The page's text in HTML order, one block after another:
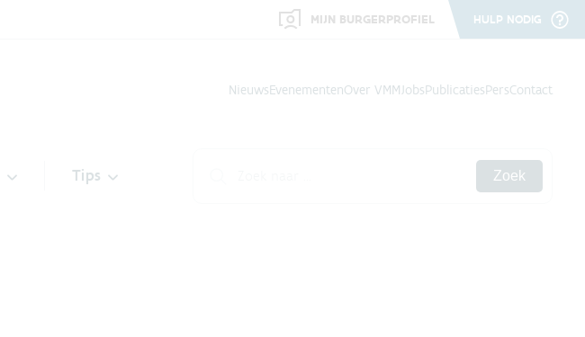
MIJN BURGERPROFIEL HULP NODIG
NieuwsEvenementenOver VMMJobsPublicatiesPersContact
Tips Zoek